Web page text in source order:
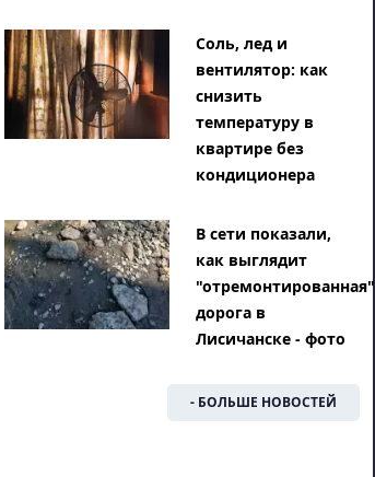
Соль, лед и
вентилятор: как
снизить
температуру в
квартире без
кондиционера
В сети показали,
как выглядит
"отремонтированная"
дорога в
Лисичанске - фото
- БОЛЬШЕ НОВОСТЕЙ